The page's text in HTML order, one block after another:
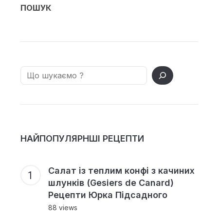
ПОШУК
Search
НАЙПОПУЛЯРНШІ РЕЦЕПТИ
Салат із теплим конфі з качиних
шлунків (Gesiers de Canard)
Рецепти Юрка Підсадного
88 views